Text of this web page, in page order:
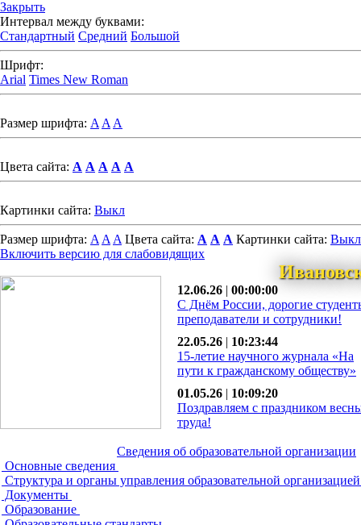
Закрыть
Интервал между буквами:
Стандартный Средний Большой
Шрифт:
Arial Times New Roman
Размер шрифта: A A A
Цвета сайта: A A A A A
Картинки сайта: Выкл
Размер шрифта: A A A Цвета сайта: A A A Картинки сайта: Выкл
Включить версию для слабовидящих
12.06.26 | 00:00:00
С Днём России, дорогие
преподаватели и сотрудники!
22.05.26 | 10:23:44
15-летие научного журнала «На
пути к гражданскому обществу»
01.05.26 | 10:09:20
Поздравляем с праздником
труда!
Сведения об образовательной организации
Основные сведения
Структура и органы управления образовательной
Документы
Образование